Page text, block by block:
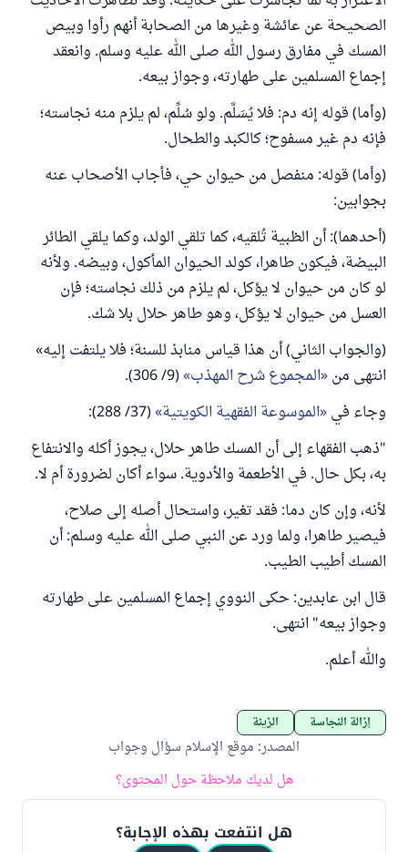
الصحيحة عن عائشة وغيرها من الصحابة أنهم رأوا وبيص
المسك في مفارق رسول الله صلى الله عليه وسلم. وانعقد
إجماع المسلمين على طهارته، وجواز بيعه.
(وأما) قوله إنه دم: فلا يُسَلَّم. ولو سُلِّم، لم يلزم منه نجاسته؛
فإنه دم غير مسفوح؛ كالكبد والطحال.
(وأما) قوله: منفصل من حيوان حي، فأجاب الأصحاب عنه
بجوابين:
(أحدهما): أن الظبية تُلقيه، كما تلقي الولد، وكما يلقي الطائر
البيضة، فيكون طاهرا، كولد الحيوان المأكول، وبيضه. ولأنه
لو كان من حيوان لا يؤكل، لم يلزم من ذلك نجاسته؛ فإن
العسل من حيوان لا يؤكل، وهو طاهر حلال بلا شك.
(والجواب الثاني) أن هذا قياس منابذ للسنة؛ فلا يلتفت إليه»
انتهى من المجموع شرح المهذب (9/ 306).
وجاء في الموسوعة الفقهية الكويتية (37/ 288):
"ذهب الفقهاء إلى أن المسك طاهر حلال، يجوز أكله والانتفاع
به، بكل حال. في الأطعمة والأدوية. سواء أكان لضرورة أم لا.
لأنه، وإن كان دما: فقد تغير، واستحال أصله إلى صلاح،
فيصير طاهرا، ولما ورد عن النبي صلى الله عليه وسلم: أن
المسك أطيب الطيب.
قال ابن عابدين: حكى النووي إجماع المسلمين على طهارته
وجواز بيعه" انتهى.
والله أعلم.
إزالة النجاسة الزينة
المصدر: موقع الإسلام سؤال وجواب
هل لديك ملاحظة حول المحتوى؟
هل انتفعت بهذه الإجابة؟